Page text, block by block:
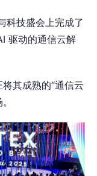
科技盛会上完成了
驱动的通信云解
其成熟的“通信云